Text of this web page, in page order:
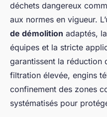
déchets dangereux
aux normes en vigueur.
de démolition adaptés,
équipes et la stricte
garantissent la réduction
filtration élevée, engins
confinement des zones
systématisés pour